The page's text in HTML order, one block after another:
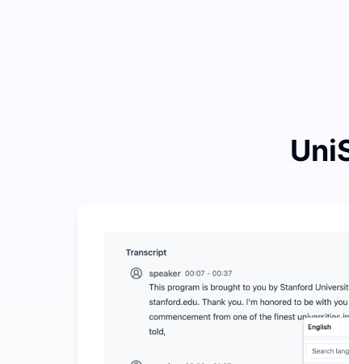
UniScribe는 매달 120분의 무료 전사 서비스를
오디오-텍스트를 넘어선 추가 AI 기능 사용 가능
오디오 및 비디오 파일에서 자동으로 요약, 마인